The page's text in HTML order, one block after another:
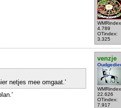
4.789
OTindex:
3.325
venzje
22.626
OTindex:
7.917
netjes mee omgaat.'